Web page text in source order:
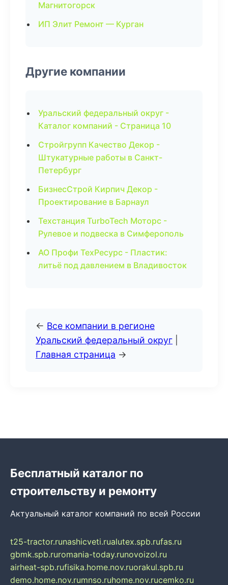
Магнитогорск
ИП Элит Ремонт — Курган
Другие компании
Уральский федеральный округ -
Каталог компаний - Страница 10
Стройгрупп Качество Декор -
Штукатурные работы в Санкт-
Петербург
БизнесСтрой Кирпич Декор -
Проектирование в Барнаул
Техстанция TurboTech Моторс -
Рулевое и подвеска в Симферополь
АО Профи ТехРесурс - Пластик:
литьё под давлением в Владивосток
← Все компании в регионе
Уральский федеральный округ
Главная страница →
Бесплатный каталог по
строительству и ремонту
Актуальный каталог компаний по всей России
t25-tractor.runashicveti.rualutex.spb.rufas.ru
gbmk.spb.ruromania-today.runovoizol.ru
airheat-spb.rufisika.home.nov.ruorakul.spb.ru
demo.home.nov.rumnso.ruhome.nov.rucemko.ru